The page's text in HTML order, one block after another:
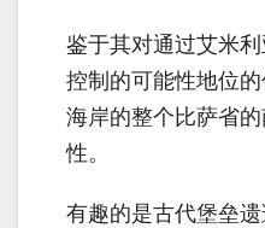
鉴于其对通过艾米
控制的可能性地位
海岸的整个比萨省
性。
有趣的是古代堡垒